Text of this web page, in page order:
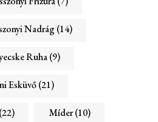
Nadrág(14)
Ruha(9)
Esküvő(21)
(22) Míder(10)